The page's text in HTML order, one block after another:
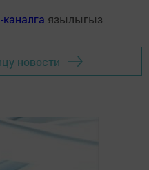
каналга язылыгыз
новости